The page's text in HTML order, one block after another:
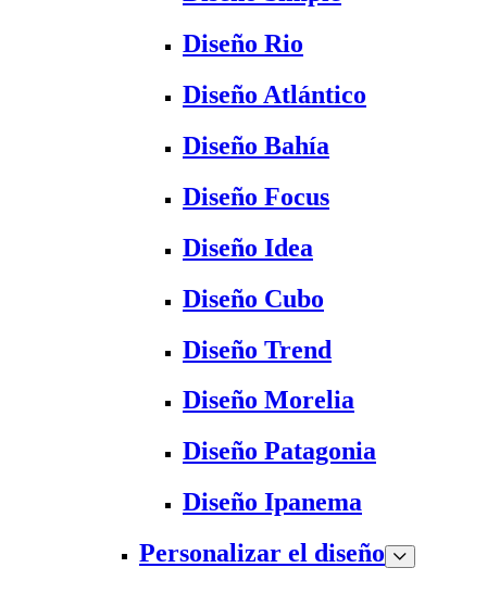
Diseño Rio
Diseño Atlántico
Diseño Bahía
Diseño Focus
Diseño Idea
Diseño Cubo
Diseño Trend
Diseño Morelia
Diseño Patagonia
Diseño Ipanema
Personalizar el diseño